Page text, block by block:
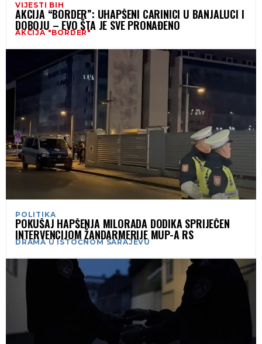
VIJESTI BIH
AKCIJA “BORDER”: UHAPŠENI CARINICI U BANJALUCI I
DOBOJU – EVO ŠTA JE SVE PRONAĐENO
AKCIJA "BORDER"
POLITIKA
POKUŠAJ HAPŠENJA MILORADA DODIKA SPRIJEČEN
INTERVENCIJOM ŽANDARMERIJE MUP-A RS
DRAMA U ISTOČNOM SARAJEVU